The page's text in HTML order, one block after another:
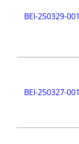
BEI-250329-001
BEI-250327-001